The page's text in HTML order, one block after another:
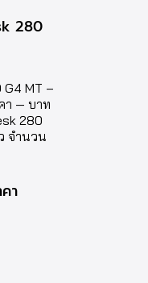
280
G4 MT –
า — บาท
280
จำนวน
า